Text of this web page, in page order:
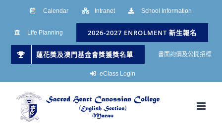
Calendar Intranet School Information
Life Planning 2026-2027 ENROLMENT 新生報名
蓮花獎及澳門基金會獎獲獎名單 書面詢價及公開招標
eClass Login